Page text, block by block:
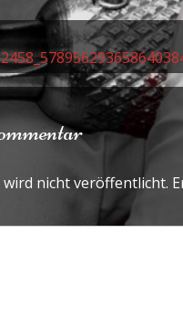
wird nicht veröffentlicht.